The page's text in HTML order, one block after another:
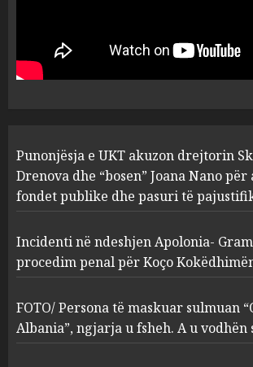
1
“bosen” Joana
abuzim me
pasuri të
2
Apolonia-
procedim penal
Kokëdhimën
MARCH 27, 2025
3
FOTO/ Persona
sulmuan “One
ngjarja u fsheh.
serverat?
MARCH 25, 2025
Punonjësja e UKT akuzon drejtorin
Drenova dhe “bosen” Joana Nano
fondet publike dhe pasuri të
Incidenti në ndeshjen Apolonia-
procedim penal për Koço
FOTO/ Persona të maskuar sulmuan
Albania”, ngjarja u fsheh. A u vodhën